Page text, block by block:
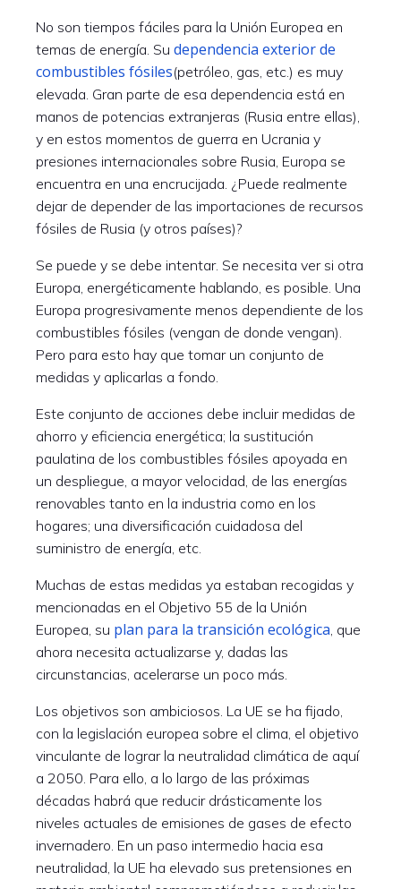
No son tiempos fáciles para la Unión Europea en
temas de energía. Su dependencia exterior de
combustibles fósiles(petróleo, gas, etc.) es muy
elevada. Gran parte de esa dependencia está en
manos de potencias extranjeras (Rusia entre ellas),
y en estos momentos de guerra en Ucrania y
presiones internacionales sobre Rusia, Europa se
encuentra en una encrucijada. ¿Puede realmente
dejar de depender de las importaciones de recursos
fósiles de Rusia (y otros países)?
Se puede y se debe intentar. Se necesita ver si otra
Europa, energéticamente hablando, es posible. Una
Europa progresivamente menos dependiente de los
combustibles fósiles (vengan de donde vengan).
Pero para esto hay que tomar un conjunto de
medidas y aplicarlas a fondo.
Este conjunto de acciones debe incluir medidas de
ahorro y eficiencia energética; la sustitución
paulatina de los combustibles fósiles apoyada en
un despliegue, a mayor velocidad, de las energías
renovables tanto en la industria como en los
hogares; una diversificación cuidadosa del
suministro de energía, etc.
Muchas de estas medidas ya estaban recogidas y
mencionadas en el Objetivo 55 de la Unión
Europea, su plan para la transición ecológica, que
ahora necesita actualizarse y, dadas las
circunstancias, acelerarse un poco más.
Los objetivos son ambiciosos. La UE se ha fijado,
con la legislación europea sobre el clima, el objetivo
vinculante de lograr la neutralidad climática de aquí
a 2050. Para ello, a lo largo de las próximas
décadas habrá que reducir drásticamente los
niveles actuales de emisiones de gases de efecto
invernadero. En un paso intermedio hacia esa
neutralidad, la UE ha elevado sus pretensiones en